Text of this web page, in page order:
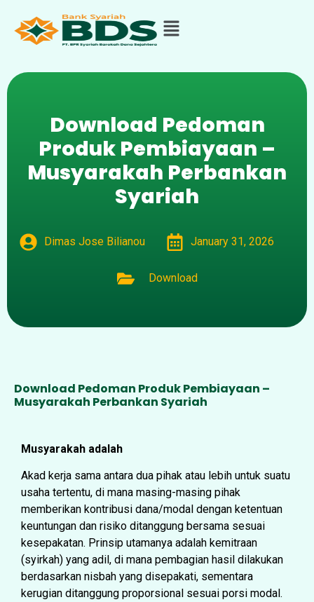
Download Pedoman
Produk Pembiayaan –
Musyarakah Perbankan
Syariah
Dimas Jose Bilianou January 31, 2026
Download
Download Pedoman Produk Pembiayaan –
Musyarakah Perbankan Syariah
Musyarakah adalah
Akad kerja sama antara dua pihak atau lebih untuk suatu
usaha tertentu, di mana masing-masing pihak
memberikan kontribusi dana/modal dengan ketentuan
keuntungan dan risiko ditanggung bersama sesuai
kesepakatan. Prinsip utamanya adalah kemitraan
(syirkah) yang adil, di mana pembagian hasil dilakukan
berdasarkan nisbah yang disepakati, sementara
kerugian ditanggung proporsional sesuai porsi modal.